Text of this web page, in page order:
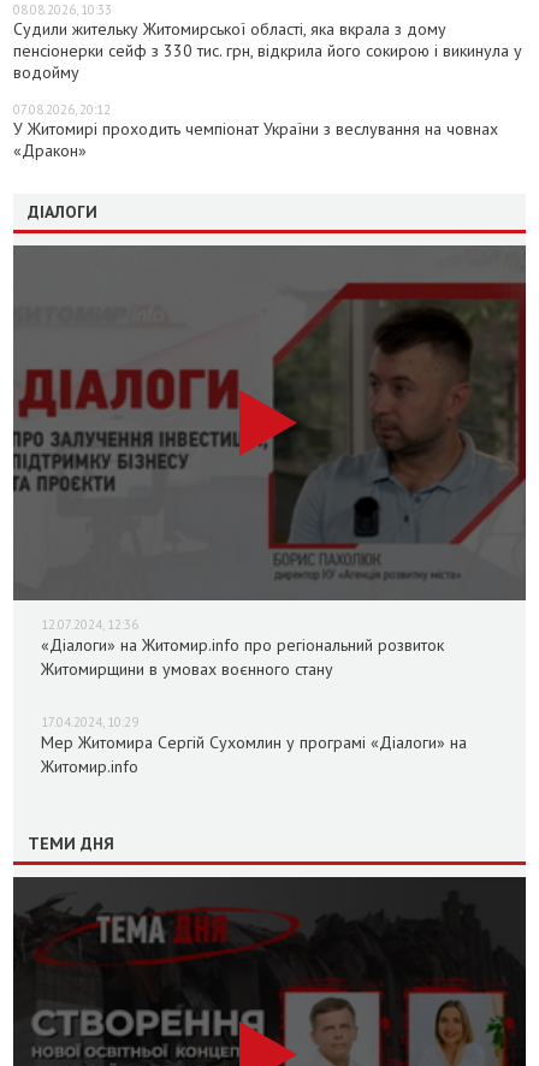
08.08.2026, 10:33
Судили жительку Житомирської області, яка вкрала з дому
пенсіонерки сейф з 330 тис. грн, відкрила його сокирою і викинула у
водойму
07.08.2026, 20:12
У Житомирі проходить чемпіонат України з веслування на човнах
«Дракон»
ДІАЛОГИ
12.07.2024, 12:36
«Діалоги» на Житомир.info про регіональний розвиток
Житомирщини в умовах воєнного стану
17.04.2024, 10:29
Мер Житомира Сергій Сухомлин у програмі «Діалоги» на
Житомир.info
ТЕМИ ДНЯ